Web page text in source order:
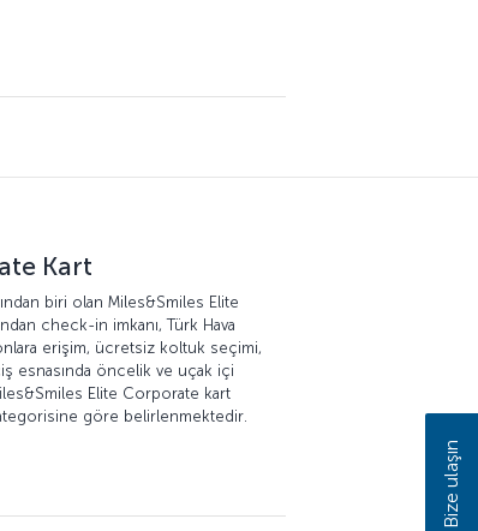
Kart
biri olan Miles&Smiles Elite
check-in imkanı, Türk Hava
erişim, ücretsiz koltuk seçimi,
esnasında öncelik ve uçak içi
Elite Corporate kart
göre belirlenmektedir.
Bize ulaşın